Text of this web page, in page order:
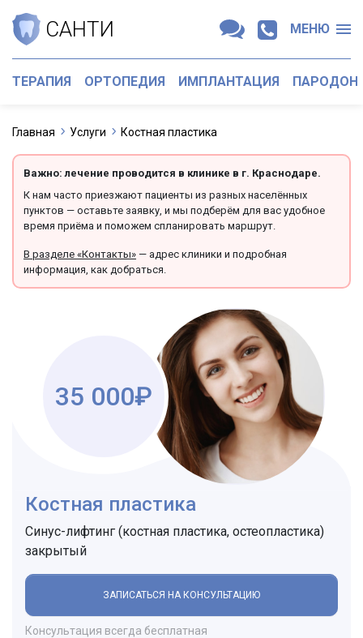
САНТИ МЕНЮ
ТЕРАПИЯ ОРТОПЕДИЯ ИМПЛАНТАЦИЯ
Главная Услуги Костная пластика
Важно: лечение проводится в клинике в г. Краснодаре.
К нам часто приезжают пациенты из разных населённых
пунктов — оставьте заявку, и мы подберём для вас удобное
время приёма и поможем спланировать маршрут.
В разделе «Контакты» — адрес клиники и подробная
информация, как добраться.
35 000₽
Костная пластика
Синус-лифтинг (костная пластика, остеопластика)
закрытый
ЗАПИСАТЬСЯ НА КОНСУЛЬТАЦИЮ
Консультация всегда бесплатная